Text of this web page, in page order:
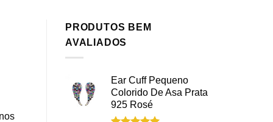
PRODUTOS BEM
AVALIADOS
Ear Cuff Pequeno
Colorido De Asa Prata
925 Rosé